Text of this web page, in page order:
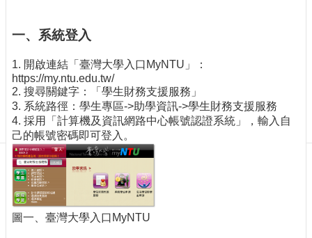
網
導
覽
最
新
消
息
關
於
我
們
一、系統登入
1. 開啟連結「臺灣大學入口MyNTU」：
https://my.ntu.edu.tw/
2. 搜尋關鍵字：「學生財務支援服務」
3. 系統路徑：學生專區->助學資訊->學生財務支援服務
4. 採用「計算機及資訊網路中心帳號認證系統」，輸入自
己的帳號密碼即可登入。
圖一、臺灣大學入口MyNTU